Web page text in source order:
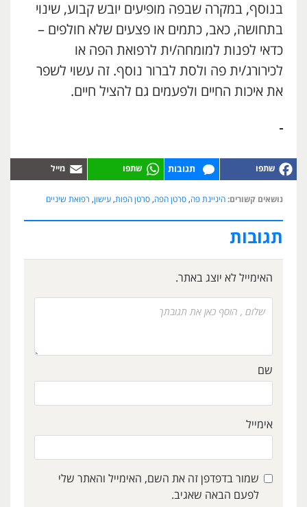
בנוסף, במקרה שבפה מופיעים יובש קבוע, שינוי
בתחושה, כאב, כתמים או פצעים שלא חולפים –
כדאי לפנות למומחה/ית לרפואת הפה או
לכירורג/ית פה ולסת לברור נוסף. זה עשוי לשפר
את איכות החיים ולפעמים גם להציל חיים.
תגובות
נושאים קשורים: היגיינת פה, סרטן הפה, סרטן הפות, עישון, רפואת שיניים
תגובות
האימייל לא יוצג באתר.
שם
אימייל
שמור בדפדפן זה את השם, האימייל והאתר שלי
לפעם הבאה שאגיב.